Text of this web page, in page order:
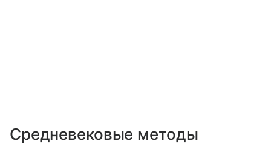
Средневековые методы